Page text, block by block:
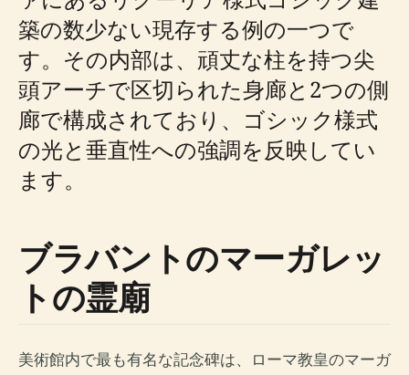
築の数少ない現存する例の一つで
す。その内部は、頑丈な柱を持つ尖
頭アーチで区切られた身廊と2つの側
廊で構成されており、ゴシック様式
の光と垂直性への強調を反映してい
ます。
ブラバントのマーガレッ
トの霊廟
美術館内で最も有名な記念碑は、ローマ教皇のマーガ